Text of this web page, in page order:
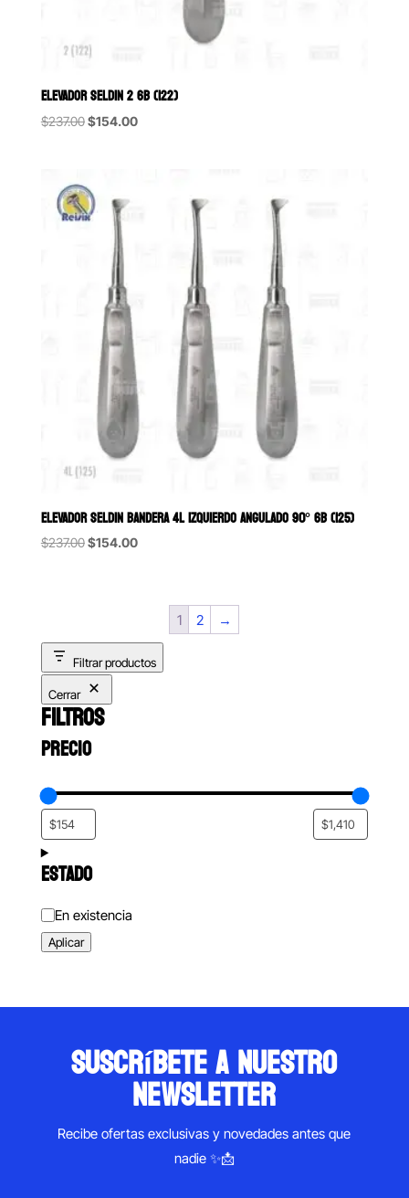
ELEVADOR SELDIN 2 6B (122)
$237.00Original
$237.00.
$154.00Current
ELEVADOR SELDIN BANDERA 4L IZQUIERDO ANGULADO 90° 6B (125)
$237.00Original
$154.00Current
$154.00.
1 2 →
Filtrar productos
Cerrar
FILTROS
PRECIO
ESTADO
Estado
En existencia
Aplicar
suscríbete a nuestro
newsletter
Recibe ofertas exclusivas y novedades antes que
nadie ✨📩